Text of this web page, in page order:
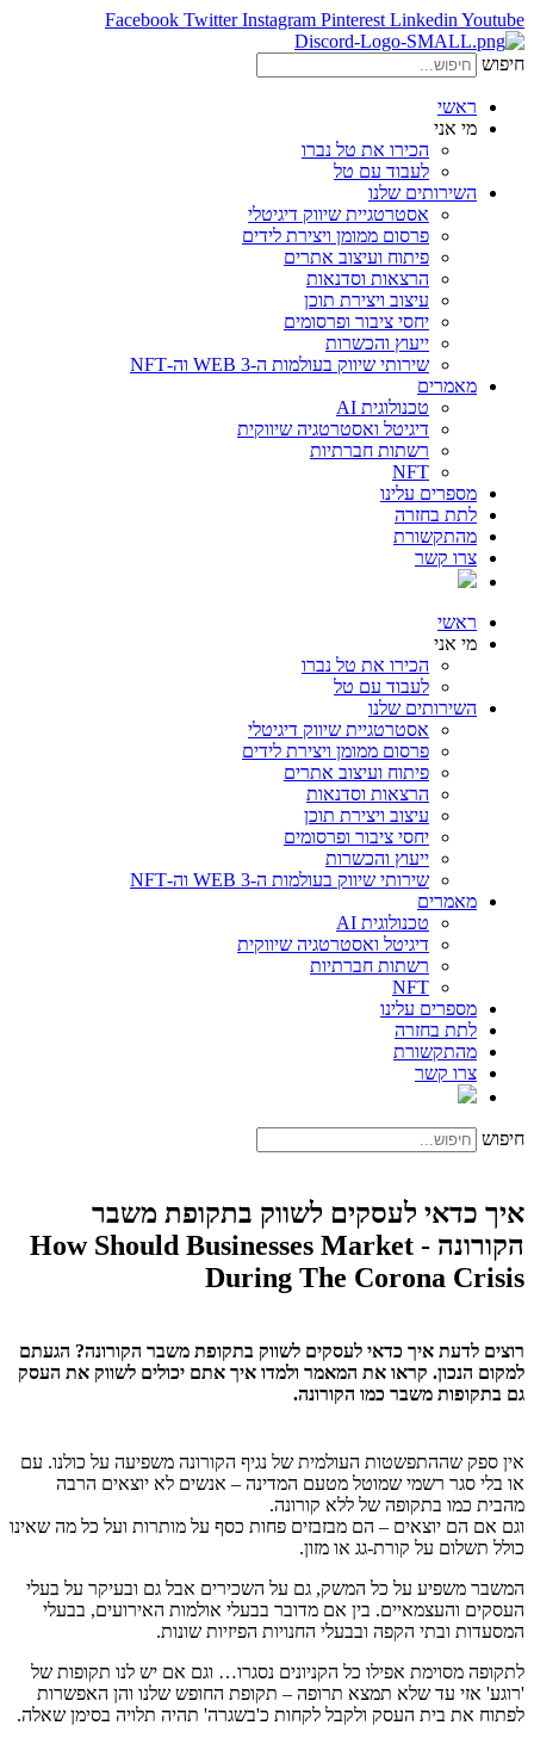
Facebook Twitter Instagram Pinterest Linkedin Youtube
חיפוש
ראשי
מי אני
הכירו את טל נברו
לעבוד עם טל
השירותים שלנו
אסטרטגיית שיווק דיגיטלי
פרסום ממומן ויצירת לידים
פיתוח ועיצוב אתרים
הרצאות וסדנאות
עיצוב ויצירת תוכן
יחסי ציבור ופרסומים
ייעוץ והכשרות
שירותי שיווק בעולמות ה-WEB 3 וה-NFT
מאמרים
טכנולוגית AI
דיגיטל ואסטרטגיה שיווקית
רשתות חברתיות
NFT
מספרים עלינו
לתת בחזרה
מהתקשורת
צרו קשר
ראשי
מי אני
הכירו את טל נברו
לעבוד עם טל
השירותים שלנו
אסטרטגיית שיווק דיגיטלי
פרסום ממומן ויצירת לידים
פיתוח ועיצוב אתרים
הרצאות וסדנאות
עיצוב ויצירת תוכן
יחסי ציבור ופרסומים
ייעוץ והכשרות
שירותי שיווק בעולמות ה-WEB 3 וה-NFT
מאמרים
טכנולוגית AI
דיגיטל ואסטרטגיה שיווקית
רשתות חברתיות
NFT
מספרים עלינו
לתת בחזרה
מהתקשורת
צרו קשר
חיפוש
איך כדאי לעסקים לשווק בתקופת משבר
הקורונה - How Should Businesses Market
During The Corona Crisis
רוצים לדעת איך כדאי לעסקים לשווק בתקופת משבר הקורונה? הגעתם
למקום הנכון. קראו את המאמר ולמדו איך אתם יכולים לשווק את העסק
גם בתקופות משבר כמו הקורונה.
אין ספק שההתפשטות העולמית של נגיף הקורונה משפיעה על כולנו. עם
או בלי סגר רשמי שמוטל מטעם המדינה – אנשים לא יוצאים הרבה
מהבית כמו בתקופה של ללא קורונה.
וגם אם הם יוצאים – הם מבזבזים פחות כסף על מותרות ועל כל מה שאינו
כולל תשלום על קורת-גג או מזון.
המשבר משפיע על כל המשק, גם על השכירים אבל גם ובעיקר על בעלי
העסקים והעצמאיים. בין אם מדובר בבעלי אולמות האירועים, בבעלי
המסעדות ובתי הקפה ובבעלי החנויות הפיזיות שונות.
לתקופה מסוימת אפילו כל הקניונים נסגרו… וגם אם יש לנו תקופות של
'רוגע' אזי עד שלא תמצא תרופה – תקופת החופש שלנו והן האפשרות
לפתוח את בית העסק ולקבל לקחות כ'בשגרה' תהיה תלויה בסימן שאלה.